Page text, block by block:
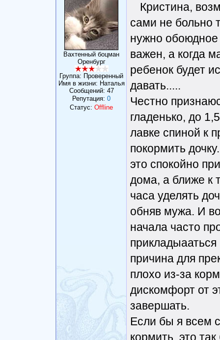
Вахтенный боцман
Оренбург
Группа: Проверенный
Имя в жизни: Наталья
Сообщений: 47
Репутация: 0
Статус: Offline
Кристина,
сами не больно
нужно
важен, а когда
ребенок будет
давать.....
Честно
гладенько, до
лавке спиной к
покормить
это спокойно
дома, а ближе к
часа уделять
обняв мужа. И
начала часто
причина для
плохо из-за
дискомфорт от
завершать.
Если бы я всем
кормить, это